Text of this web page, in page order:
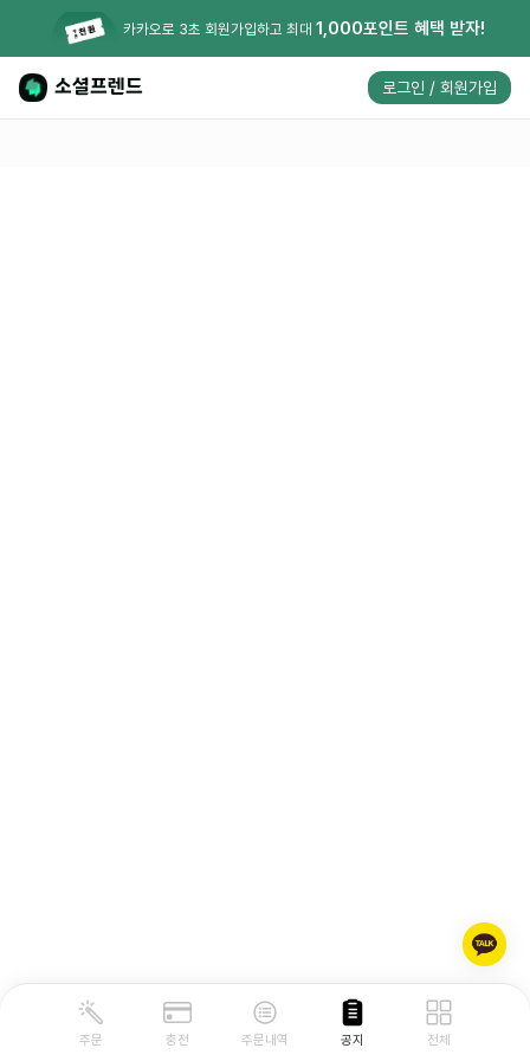
카카오로 3초 회원가입하고 최대1,000포인트 혜택 받자!
소셜프렌드 로그인 / 회원가입
주문 충전 주문내역 공지 전체